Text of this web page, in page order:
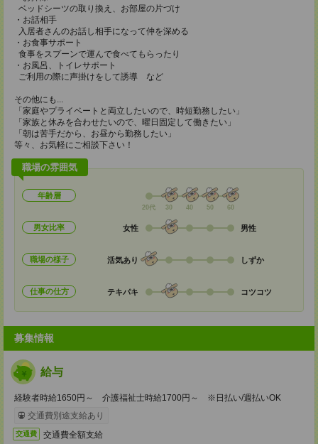
ベッドシーツの取り換え、お部屋の片づけ
・お話相手
入居者さんのお話し相手になって仲を深める
・お食事サポート
食事をスプーンで運んで食べてもらったり
・お風呂、トイレサポート
ご利用の際に声掛けをして誘導 など
その他にも...
「家庭やプライベートと両立したいので、時短勤務したい」
「家族と休みを合わせたいので、曜日固定して働きたい」
「朝は苦手だから、お昼から勤務したい」
等々、お気軽にご相談下さい！
職場の雰囲気
年齢層
20代 30 40 50 60
男女比率 女性 男性
職場の様子 活気あり しずか
仕事の仕方 テキパキ コツコツ
募集情報
給与
経験者時給1650円～ 介護福祉士時給1700円～ ※日払い/週払いOK
交通費別途支給あり
交通費 交通費全額支給